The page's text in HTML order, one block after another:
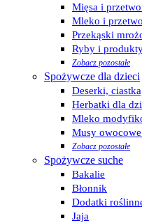
Mięsa i
Mleko i
Przekąski
Ryby i
Zobacz pozostałe
Spożywcze dla dzieci
Deserki,
Herbatki dla
Mleko
Musy
Zobacz pozostałe
Spożywcze suche
Bakalie
Błonnik
Dodatki
Jaja